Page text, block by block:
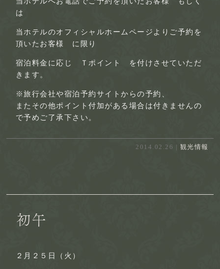
は
当ホテルのオフィシャルホームページよりご予約を
頂いたお客様 に限り
宿泊料金に応じ Ｔポイント を付けさせていただ
きます。
※旅行会社や宿泊予約サイトからの予約、
またその他ポイント付加がある場合は付きませんの
で予めご了承下さい。
2014.02.26 | 観光情報
初午
２月２５日（火）